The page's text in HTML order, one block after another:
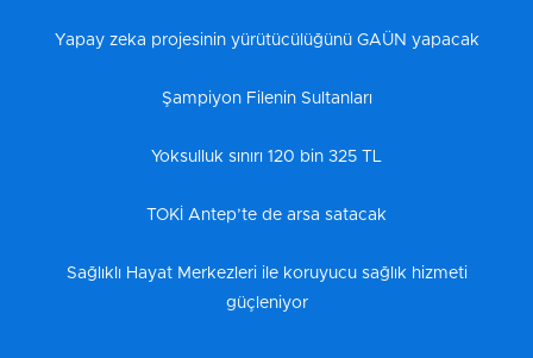
Yapay zeka projesinin yürütücülüğünü GAÜN yapacak
Şampiyon Filenin Sultanları
Yoksulluk sınırı 120 bin 325 TL
TOKİ Antep’te de arsa satacak
Sağlıklı Hayat Merkezleri ile koruyucu sağlık hizmeti
güçleniyor